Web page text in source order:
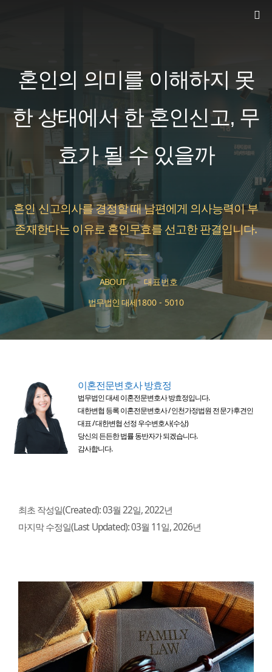
너
기
혼인의 의미를 이해하지 못
한 상태에서 한 혼인신고, 무
효가 될 수 있을까
혼인 신고의사를 경정할 때 남편에게 의사능력이 부
존재한다는 이유로 혼인무효를 선고한 판결입니다.
ABOUT
법무법인 대세
대표번호
1800 - 5010
이혼전문변호사 방효정
법무법인 대세 이혼전문변호사 방효정입니다.
대한변협 등록 이혼전문변호사 / 인천가정법원 전문가후견인
대표 / 대한변협 선정 우수변호사(수상)
당신의 든든한 법률 동반자가 되겠습니다.
감사합니다.
최초 작성일(Created):03월 22일, 2022년
마지막 수정일(Last Updated):03월 11일, 2026년